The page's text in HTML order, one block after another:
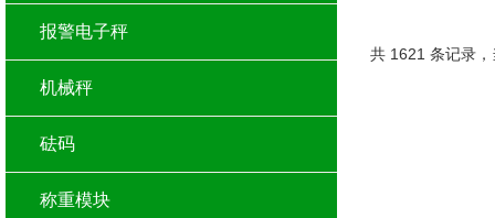
共 1621 条记录
报警电子秤
机械秤
砝码
称重模块